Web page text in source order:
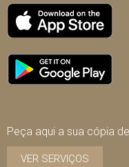
Peça aqui a sua cópia
VER SERVIÇOS